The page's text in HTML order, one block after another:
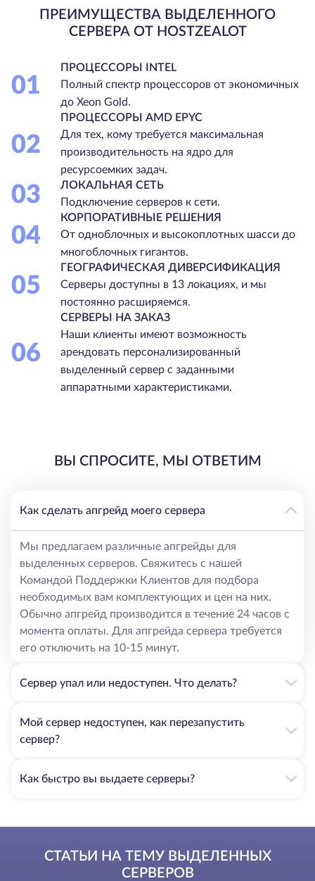
ПРЕИМУЩЕСТВА ВЫДЕЛЕННОГО
СЕРВЕРА ОТ HOSTZEALOT
01
ПРОЦЕССОРЫ INTEL
Полный спектр процессоров от экономичных
до Xeon Gold.
02
ПРОЦЕССОРЫ AMD EPYC
Для тех, кому требуется максимальная
производительность на ядро для
ресурсоемких задач.
03
ЛОКАЛЬНАЯ СЕТЬ
Подключение серверов к сети.
04
КОРПОРАТИВНЫЕ РЕШЕНИЯ
От одноблочных и высокоплотных шасси до
многоблочных гигантов.
05
ГЕОГРАФИЧЕСКАЯ ДИВЕРСИФИКАЦИЯ
Серверы доступны в 13 локациях, и мы
постоянно расширяемся.
06
СЕРВЕРЫ НА ЗАКАЗ
Наши клиенты имеют возможность
арендовать персонализированный
выделенный сервер с заданными
аппаратными характеристиками.
ВЫ СПРОСИТЕ, МЫ ОТВЕТИМ
Как сделать апгрейд моего сервера
Мы предлагаем различные апгрейды для
выделенных серверов. Свяжитесь с нашей
Командой Поддержки Клиентов для подбора
необходимых вам комплектующих и цен на них.
Обычно апгрейд производится в течение 24 часов с
момента оплаты. Для апгрейда сервера требуется
его отключить на 10-15 минут.
Сервер упал или недоступен. Что делать?
Мой сервер недоступен, как перезапустить
сервер?
Как быстро вы выдаете серверы?
СТАТЬИ НА ТЕМУ ВЫДЕЛЕННЫХ
СЕРВЕРОВ